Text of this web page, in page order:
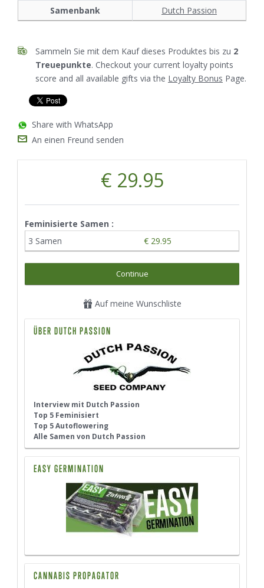
Samenbank
Dutch Passion
Sammeln Sie mit dem Kauf dieses Produktes bis zu 2
Treuepunkte. Checkout your current loyalty points
score and all available gifts via the Loyalty Bonus Page.
Share with WhatsApp
An einen Freund senden
€ 29.95
Feminisierte Samen :
3 Samen
€ 29.95
Continue
Auf meine Wunschliste
ÜBER DUTCH PASSION
Interview mit Dutch Passion
Top 5 Feminisiert
Top 5 Autoflowering
Alle Samen von Dutch Passion
EASY GERMINATION
CANNABIS PROPAGATOR